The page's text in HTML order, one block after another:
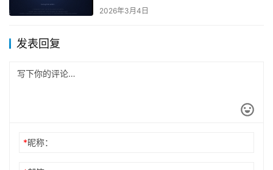
2026年3月4日
发表回复
*昵称：